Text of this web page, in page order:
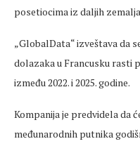
posetiocima iz daljih
„GlobalData“ izveštava da
dolazaka u Francusku rasti
između 2022. i 2025. godine.
Kompanija je predvidela da
međunarodnih putnika